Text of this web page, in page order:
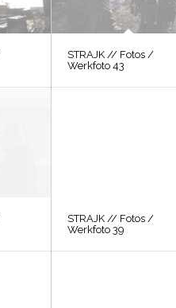
STRAJK // Fotos /
Werkfoto 43
STRAJK // Fotos /
Werkfoto 39